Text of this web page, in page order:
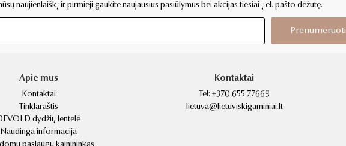
naujienlaiškį ir pirmieji gaukite naujausius pasiūlymus bei akcijas tiesiai į el. pašto dėžutę.
Prenumeruoti
Apie mus
Kontaktai
Tinklaraštis
dydžių lentelė
Naudinga informacija
Kontaktai
Tel: +370 655 77669
lietuva@lietuviskigaminiai.lt